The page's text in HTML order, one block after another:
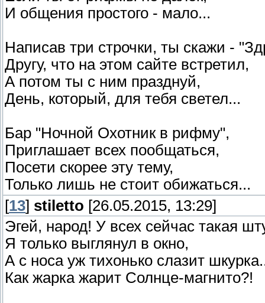
И общения простого - мало...
Написав три строчки, ты скажи -
Другу, что на этом сайте встретил,
А потом ты с ним празднуй,
День, который, для тебя светел...
Бар "Ночной Охотник в рифму",
Приглашает всех пообщаться,
Посети скорее эту тему,
Только лишь не стоит обижаться...
[13] stiletto [26.05.2015, 13:29]
Эгей, народ! У всех сейчас такая
Я только выглянул в окно,
А с носа уж тихонько слазит
Как жарка жарит Солнце-магнито?!